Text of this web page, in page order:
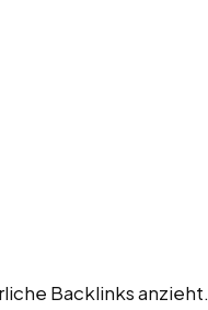
Backlinks anzieht.